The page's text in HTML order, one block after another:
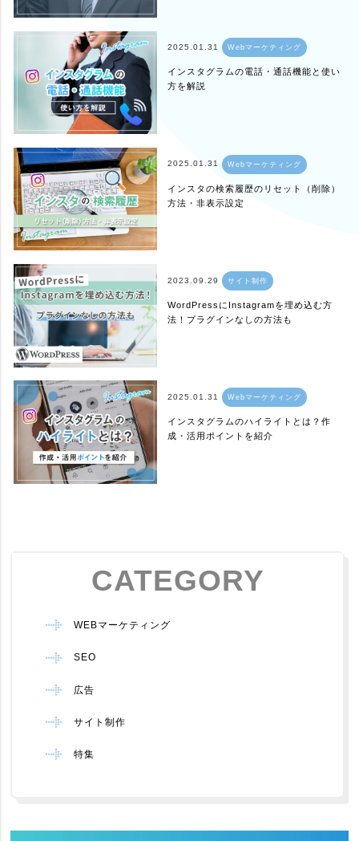
2025.01.31 Webマーケティング
インスタグラムの電話・通話機能と使い
方を解説
2025.01.31 Webマーケティング
インスタの検索履歴のリセット（削除）
方法・非表示設定
2023.09.29 サイト制作
WordPressにInstagramを埋め込む方
法！プラグインなしの方法も
2025.01.31 Webマーケティング
インスタグラムのハイライトとは？作
成・活用ポイントを紹介
CATEGORY
WEBマーケティング
SEO
広告
サイト制作
特集